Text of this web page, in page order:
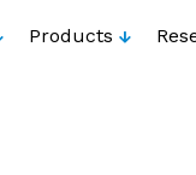
Products